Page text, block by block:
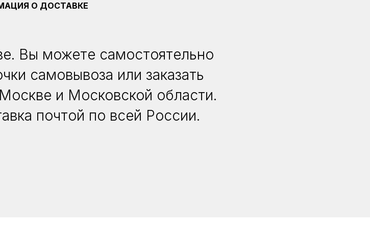
О ДОСТАВКЕ
Вы можете самостоятельно
самовывоза или заказать
и Московской области.
почтой по всей России.